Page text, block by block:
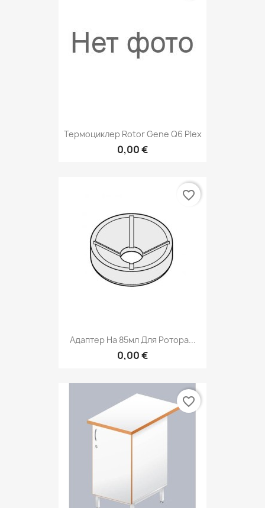
Термоциклер Rotor Gene Q6 Plex
0,00 €
Адаптер На 85мл Для Ротора...
0,00 €
favorite_border
favorite_border